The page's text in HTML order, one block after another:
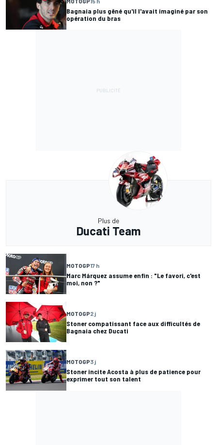
Bagnaia plus gêné qu'il l'avait imaginé par son
opération du bras
Plus de
Ducati Team
MOTOGP17 h
Marc Márquez assume enfin : "Le favori, c'est
moi, non ?"
MOTOGP2 j
Stoner compatissant face aux difficultés de
Bagnaia chez Ducati
MOTOGP3 j
Stoner incite Acosta à plus de patience pour
exprimer tout son talent